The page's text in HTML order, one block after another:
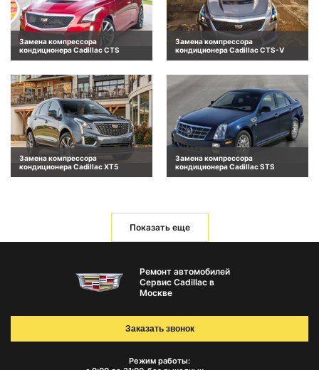
Замена компрессора
кондиционера Cadillac CTS
Замена компрессора
кондиционера Cadillac CTS-V
Замена компрессора
кондиционера Cadillac XT5
Замена компрессора
кондиционера Cadillac STS
Показать еще
Ремонт автомобилей
Сервис Cadillac в
Москве
Режим работы:
Заказать звонок